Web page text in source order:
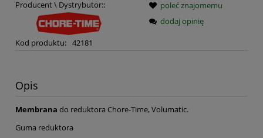
Producent \ Dystrybutor::
Kod produktu: 42181
poleć znajomemu
dodaj opinię
Opis
Membrana do reduktora Chore-Time, Volumatic.
Guma reduktora